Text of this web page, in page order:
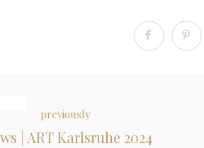
previously
| ART Karlsruhe 2024